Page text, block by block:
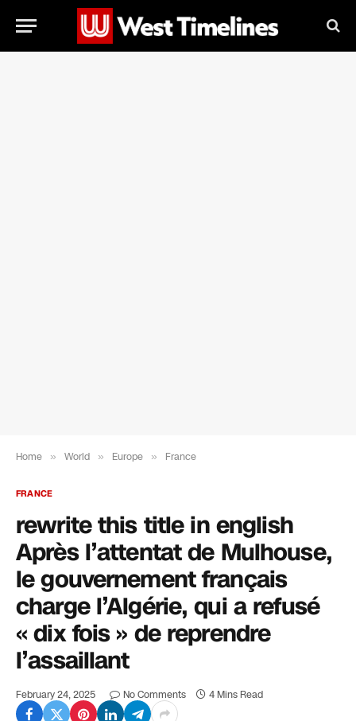
Home » World » Europe » France
FRANCE
rewrite this title in english
Après l’attentat de Mulhouse,
le gouvernement français
charge l’Algérie, qui a refusé
« dix fois » de reprendre
l’assaillant
February 24, 2025 No Comments 4 Mins Read